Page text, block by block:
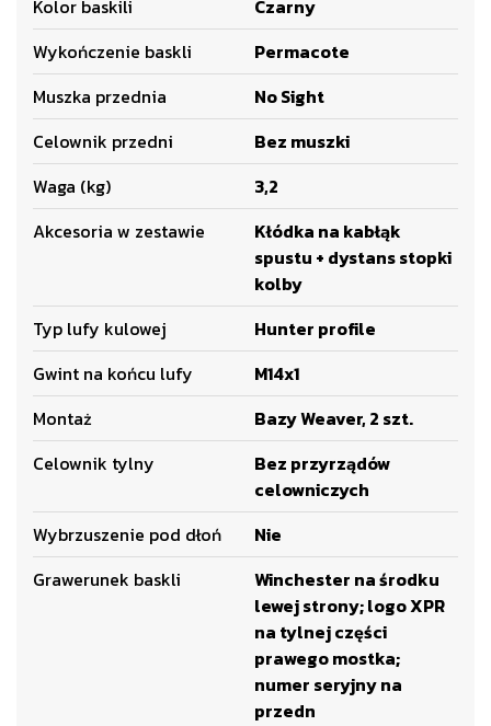
Kolor baskili
Czarny
Wykończenie baskli
Permacote
Muszka przednia
No Sight
Celownik przedni
Bez muszki
Waga (kg)
3,2
Akcesoria w zestawie
Kłódka na kabłąk
spustu + dystans stopki
kolby
Typ lufy kulowej
Hunter profile
Gwint na końcu lufy
M14x1
Montaż
Bazy Weaver, 2 szt.
Celownik tylny
Bez przyrządów
celowniczych
Wybrzuszenie pod dłoń
Nie
Grawerunek baskli
Winchester na środku
lewej strony; logo XPR
na tylnej części
prawego mostka;
numer seryjny na
przedn